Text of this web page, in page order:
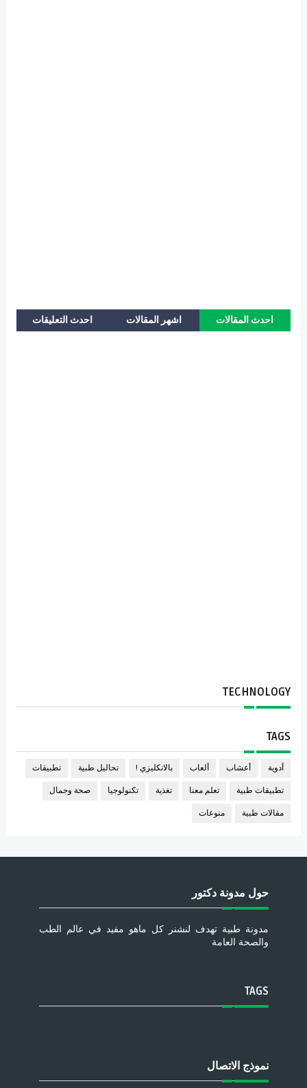
احدث المقالات اشهر المقالات احدث التعليقات
TECHNOLOGY
TAGS
أدوية أعشاب ألعاب بالانكليزي ! تحاليل طبية تطبيقات
تطبيقات طبية تعلم معنا تغذية تكنولوجيا صحة وجمال
مقالات طبية منوعات
حول مدونة دكتور
مدونة طبية تهدف لنشنر كل ماهو مفيد في عالم الطب
والصحة العامة
TAGS
نموذج الاتصال